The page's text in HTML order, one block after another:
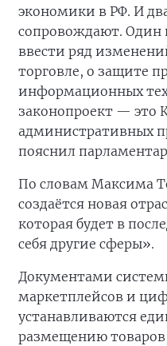
экономики в РФ. И
сопровождают. Один
ввести ряд
торговле, о защите
информационных
законопроект — это
административных
пояснил
По словам Максима
создаётся новая
которая будет в
себя другие сферы».
Документами
маркетплейсов и
устанавливаются
размещению